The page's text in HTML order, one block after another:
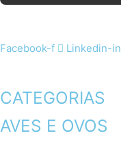
Facebook-f Linkedin-in
CATEGORIAS
AVES E OVOS